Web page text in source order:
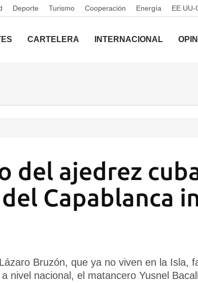
Deporte Turismo Cooperación Energía EE UU-
CARTELERA INTERNACIONAL
del ajedrez
Capablanca
Bruzón, que ya no viven en la Isla,
nivel nacional, el matancero Yusnel